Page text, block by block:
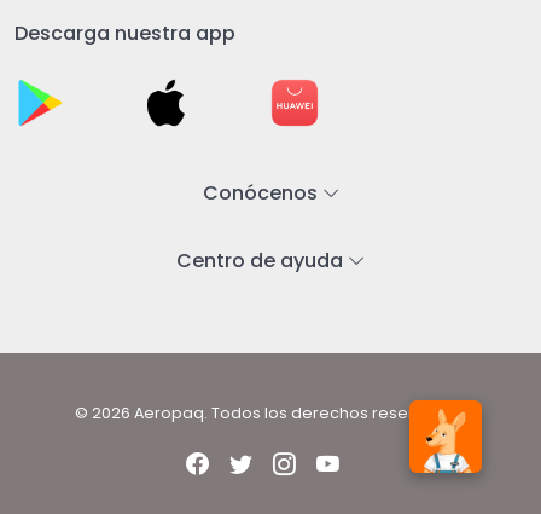
Descarga nuestra app
Conócenos
Centro de ayuda
© 2026 Aeropaq. Todos los derechos reservados.